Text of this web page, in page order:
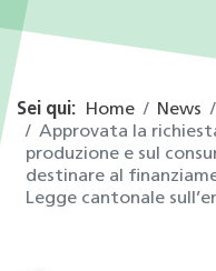
Sei qui: Home News
Approvata la
produzione e sul
destinare al
Legge cantonale